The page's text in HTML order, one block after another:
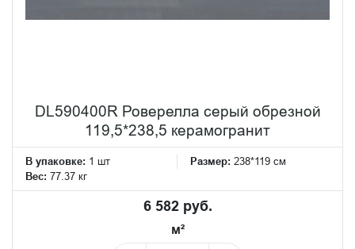
DL590400R Роверелла серый обрезной
119,5*238,5 керамогранит
В упаковке: 1 шт Размер: 238*119 см
Вес: 77.37 кг
6 582 руб.
м²